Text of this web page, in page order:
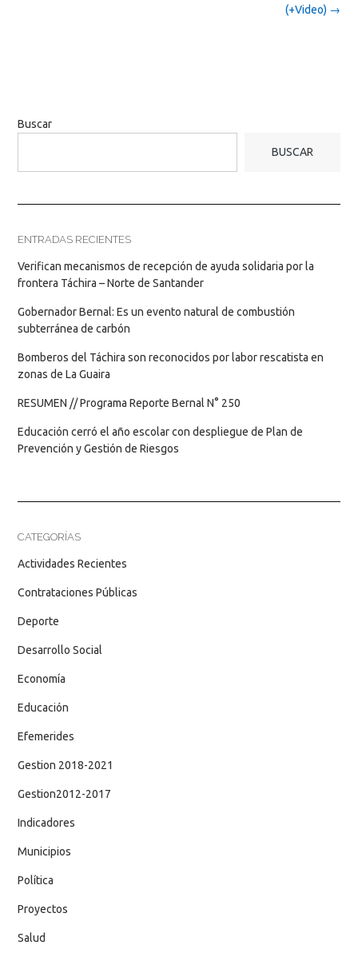
(+Video) →
Buscar
BUSCAR
ENTRADAS RECIENTES
Verifican mecanismos de recepción de ayuda solidaria por la
frontera Táchira – Norte de Santander
Gobernador Bernal: Es un evento natural de combustión
subterránea de carbón
Bomberos del Táchira son reconocidos por labor rescatista en
zonas de La Guaira
RESUMEN // Programa Reporte Bernal N° 250
Educación cerró el año escolar con despliegue de Plan de
Prevención y Gestión de Riesgos
CATEGORÍAS
Actividades Recientes
Contrataciones Públicas
Deporte
Desarrollo Social
Economía
Educación
Efemerides
Gestion 2018-2021
Gestion2012-2017
Indicadores
Municipios
Política
Proyectos
Salud